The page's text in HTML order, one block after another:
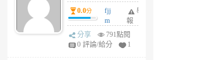
個
月
前
0.0分
fjj
m
w
rs
舉
報
分享
791點閱
0 評論/給分
1